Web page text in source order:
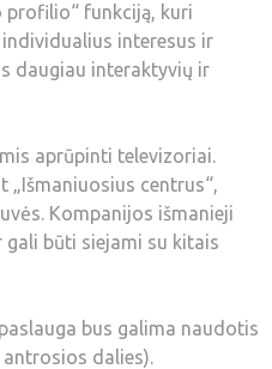
profilio“ funkciją, kuri
interesus ir
daugiau interaktyvių ir
aprūpinti televizoriai.
centrus“,
Kompanijos išmanieji
būti siejami su kitais
bus galima naudotis
antrosios dalies).